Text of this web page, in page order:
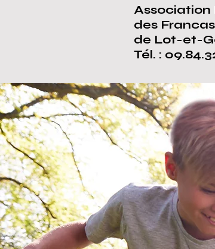
des Francas
de Lot-et-
Tél. :